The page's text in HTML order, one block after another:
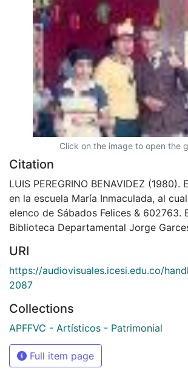
Click on the image to open the
Citation
LUIS PEREGRINO BENAVIDEZ (1980).
en la escuela María Inmaculada, al
elenco de Sábados Felices & 602763.
Biblioteca Departamental Jorge
URI
https://audiovisuales.icesi.edu.co/
2087
Collections
APFFVC - Artísticos - Patrimonial
Full item page